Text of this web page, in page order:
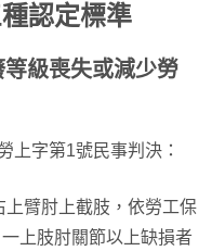
認定標準
級喪失或減少勞
上字第1號民事判決：
臂肘上截肢，依勞工保
上肢肘關節以上缺損者